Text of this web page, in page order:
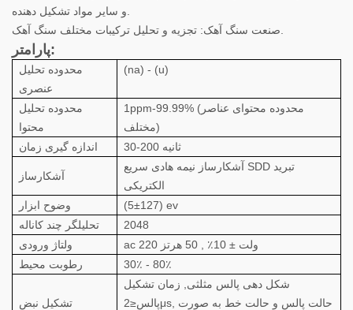
و سایر مواد تشکیل دهنده.
صنعت سنگ آهک: تجزیه و تحلیل ترکیبات مختلف سنگ آهک.
پارامتر:
محدوده تحلیل
عنصری
(na) - (u)
محدوده تحلیل
محتوا
1ppm-99.99% (محدوده محتوای عناصر
مختلف)
اندازه گیری زمان
30-200 ثانیه
آشکارساز
آشکارساز نیمه هادی سریع SDD تبرید
الکتریکی
وضوح ابزار
(5±127) ev
تحلیلگر چند کاناله
2048
ولتاژ ورودی
ac 220 ولت ± 10٪ , 50 هرتز
رطوبت محیط
30٪ - 80٪
تشکیل نبض
شکل دهی پالس مثلثی, زمان تشکیل
پالس≤2μs, حالت پالس و حالت خط به صورت